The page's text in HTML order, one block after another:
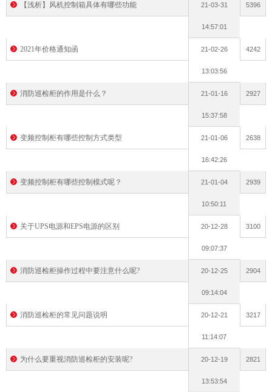
【浅析】风机控制箱具体有哪些功能 21-03-31
14:57:01
5396
2021年价格通知函 21-02-26
13:03:56
4242
消防巡检柜的作用是什么？ 21-01-16
15:37:58
2927
变频控制柜有哪些控制方式类型 21-01-06
16:42:26
2638
变频控制柜有哪些控制模式呢？ 21-01-04
10:50:11
2939
关于UPS电源和EPS电源的区别 20-12-28
09:07:37
3100
消防巡检柜操作过程中要注意什么呢? 20-12-25
09:14:04
2904
消防巡检柜的常见问题说明 20-12-21
11:14:07
3217
为什么要重视消防巡检柜的安装呢? 20-12-19
13:53:54
2821